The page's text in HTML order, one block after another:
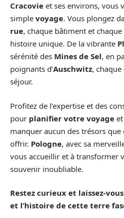
Cracovie et ses environs, vous
simple voyage. Vous plongez
rue, chaque bâtiment et
histoire unique. De la vibrante
sérénité des Mines de Sel, en
poignants d’Auschwitz, chaque
séjour.
Profitez de l’expertise et des
pour planifier votre voyage
manquer aucun des trésors que
offrir. Pologne, avec sa
vous accueillir et à transformer
souvenir inoubliable.
Restez curieux et laissez-
et l’histoire de cette terre